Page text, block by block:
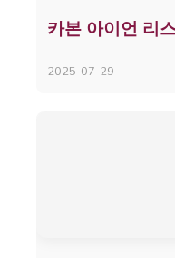
카본 아이언 리
2025-07-29